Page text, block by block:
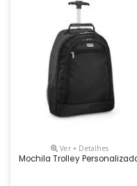
Ver + Detalhes
Mochila Trolley